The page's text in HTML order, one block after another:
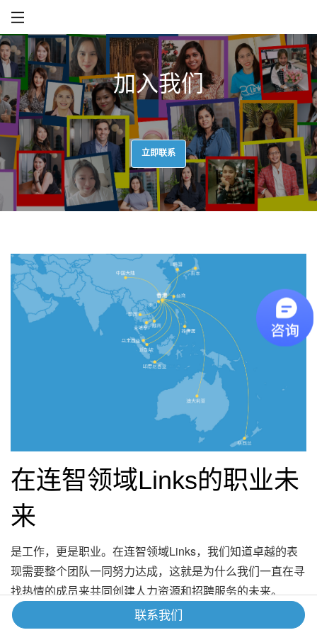
加入我们
立即联系
在连智领域Links的职业未
来
是工作，更是职业。在连智领域Links，我们知道卓越的表
现需要整个团队一同努力达成，这就是为什么我们一直在寻
找热情的成员来共同创建人力资源和招聘服务的未来。
灵活性、多样性和包容性以及您的身心健康一直是我们自豪
联系我们